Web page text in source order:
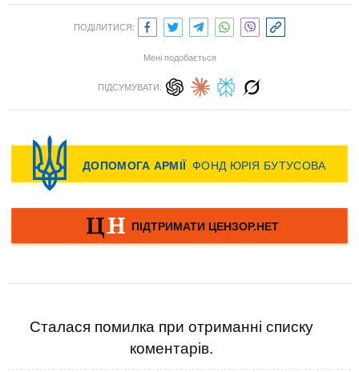
ПОДІЛИТИСЯ:
Мені подобається
ПІДСУМУВАТИ:
Сталася помилка при отриманні списку
коментарів.